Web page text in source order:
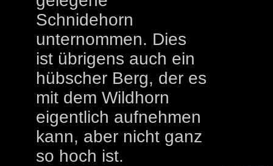
Schnidehorn
unternommen. Dies
ist übrigens auch ein
hübscher Berg, der es
mit dem Wildhorn
eigentlich aufnehmen
kann, aber nicht ganz
so hoch ist.